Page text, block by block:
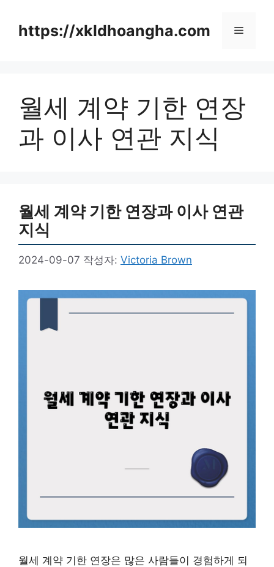
https://xkldhoangha.com 메
월세 계약 기한 연장
과 이사 연관 지식
월세 계약 기한 연장과 이사 연관
지식
2024-09-07 작성자: Victoria Brown
월세 계약 기한 연장은 많은 사람들이 경험하게 되